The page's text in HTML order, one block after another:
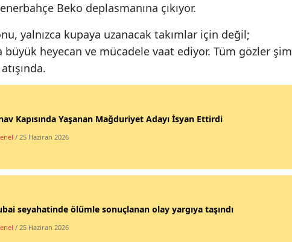
Beko deplasmanına çıkıyor.
yalnızca kupaya uzanacak takımlar için değil;
büyük heyecan ve mücadele vaat ediyor. Tüm gözler
Kapısında Yaşanan Mağduriyet Adayı İsyan Ettirdi
/ 25 Haziran 2026
seyahatinde ölümle sonuçlanan olay yargıya taşındı
/ 25 Haziran 2026